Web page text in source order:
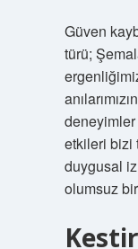
Güven
türü;
etkileri bizi
duygusal
olumsuz